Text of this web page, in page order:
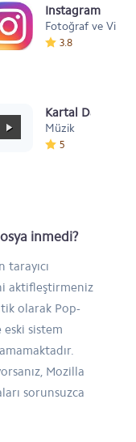
Instagram
Fotoğraf ve Video
3.8
Kartal Dansı
Müzik
5
inmedi?
tarayıcı
aktifleştirmeniz
olarak Pop-
sistem
Mozilla
sorunsuzca